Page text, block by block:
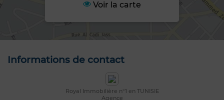
Voir la carte
Informations de contact
Royal Immobilière n°1 en TUNISIE
Agence